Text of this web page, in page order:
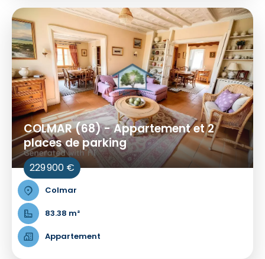
COLMAR (68) - Appartement et 2
places de parking
229 900 €
Colmar
83.38 m²
Appartement